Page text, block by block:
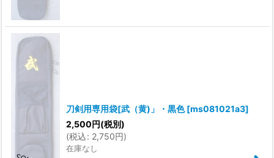
刀剣用専用袋[武（黄)」・黒色 [ms081021a3]
2,500円(税別)
(税込: 2,750円)
在庫なし